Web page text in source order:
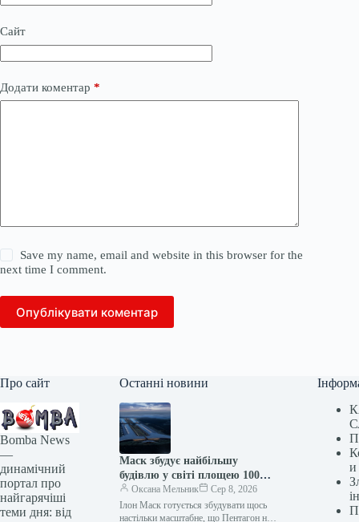
Сайт
Додати коментар *
Save my name, email and website in this browser for the
next time I comment.
Опублікувати коментар
Про сайт
Bomba News
—
динамічний
портал про
найгарячіші
теми дня: від
Останні новини
Маск збудує найбільшу
будівлю у світі площею 100
мільйонів квадратних футів
Оксана Мельник
Сер 8, 2026
Ілон Маск готується збудувати щось
настільки масштабне, що Пентагон на
и